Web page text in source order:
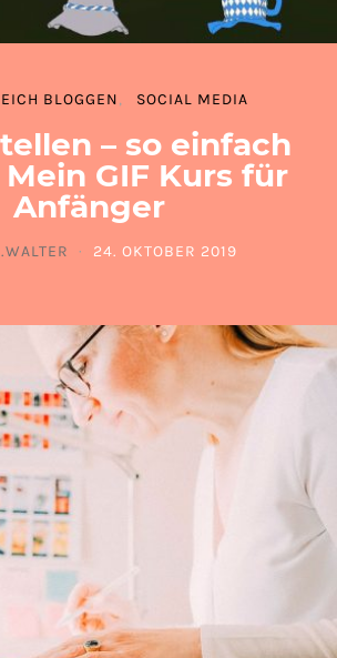
BLOGGEN SOCIAL MEDIA
– so einfach
Mein GIF Kurs für
Anfänger
POSTED ON
24. OKTOBER 2019